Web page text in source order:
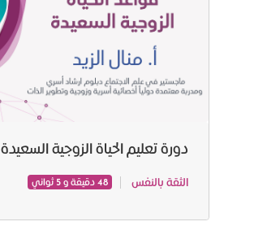
دورة تعليم الحياة الزوجية السعيدة
الثقة بالنفس 48 دقيقة و 5 ثواني